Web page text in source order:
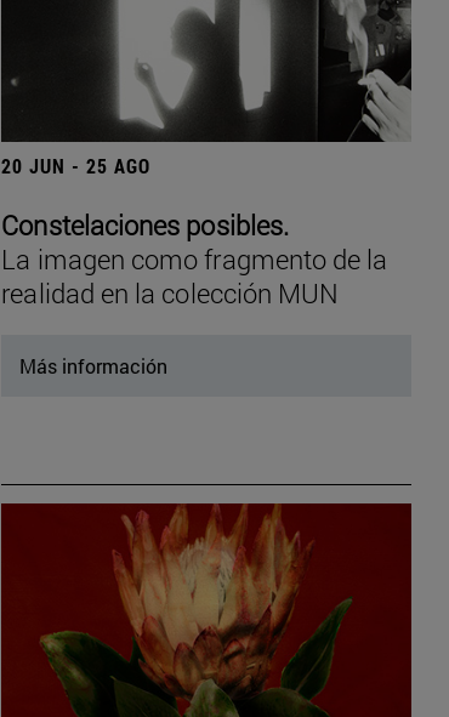
20 JUN - 25 AGO
Constelaciones posibles.
La imagen como fragmento de la
realidad en la colección MUN
Más información